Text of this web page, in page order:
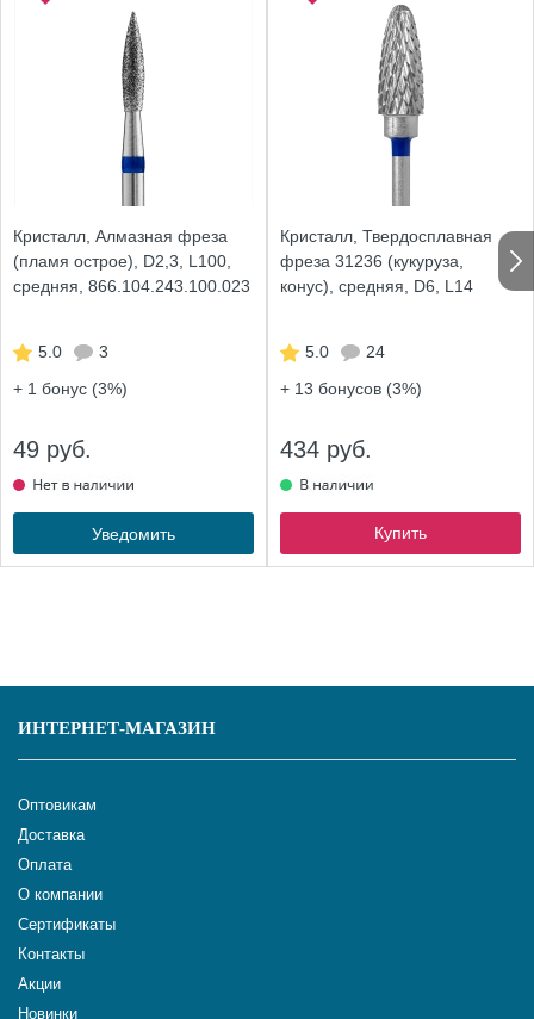
Кристалл, Алмазная фреза
(пламя острое), D2,3, L100,
средняя, 866.104.243.100.023
5.0
3
+ 1 бонус (3%)
49 руб.
Уведомить
Кристалл, Твердосплавная
фреза 31236 (кукуруза,
конус), средняя, D6, L14
5.0
24
+ 13 бонусов (3%)
434 руб.
Купить
ИНТЕРНЕТ-МАГАЗИН
Оптовикам
Доставка
Оплата
О компании
Сертификаты
Контакты
Акции
Новинки